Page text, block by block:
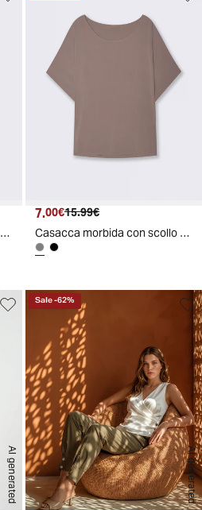
Bretelle Sottili con Vestibilità Comoda - Beige
Prezzo attuale
7.00€ Prezzo originale
15.99€
Casacca morbida con scollo rotondo - Grigio fango
AI generated AI generated
Sale-62%